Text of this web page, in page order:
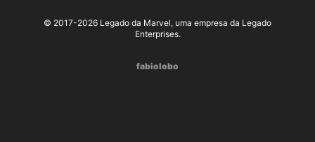
© 2017-2026 Legado da Marvel, uma empresa da Legado
Enterprises.
fabiolobo